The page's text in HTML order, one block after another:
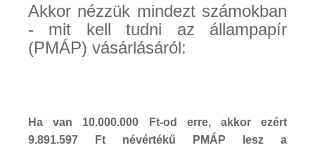
Akkor nézzük mindezt számokban
- mit kell tudni az állampapír
(PMÁP) vásárlásáról:
Ha van 10.000.000 Ft-od erre, akkor ezért
9.891.597 Ft névértékű PMÁP lesz a